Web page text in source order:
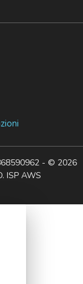
- © 2026
ISP AWS